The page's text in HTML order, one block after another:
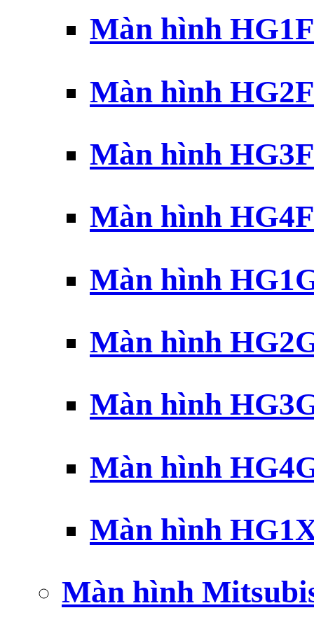
Màn hình
Màn hình
Màn hình
Màn hình
Màn hình
Màn hình
Màn hình
Màn hình
Màn hình
Màn hình